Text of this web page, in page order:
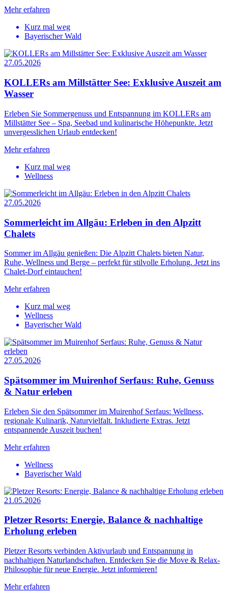
Mehr erfahren
Kurz mal weg
Bayerischer Wald
27.05.2026
KOLLERs am Millstätter See: Exklusive Auszeit am
Wasser
Erleben Sie Sommergenuss und Entspannung im KOLLERs am
Millstätter See – Spa, Seebad und kulinarische Höhepunkte. Jetzt
unvergesslichen Urlaub entdecken!
Mehr erfahren
Kurz mal weg
Wellness
27.05.2026
Sommerleicht im Allgäu: Erleben in den Alpzitt
Chalets
Sommer im Allgäu genießen: Die Alpzitt Chalets bieten Natur,
Ruhe, Wellness und Berge – perfekt für stilvolle Erholung. Jetzt ins
Chalet-Dorf eintauchen!
Mehr erfahren
Kurz mal weg
Wellness
Bayerischer Wald
27.05.2026
Spätsommer im Muirenhof Serfaus: Ruhe, Genuss
& Natur erleben
Erleben Sie den Spätsommer im Muirenhof Serfaus: Wellness,
regionale Kulinarik, Naturvielfalt. Inkludierte Extras. Jetzt
entspannende Auszeit buchen!
Mehr erfahren
Wellness
Bayerischer Wald
21.05.2026
Pletzer Resorts: Energie, Balance & nachhaltige
Erholung erleben
Pletzer Resorts verbinden Aktivurlaub und Entspannung in
nachhaltigen Naturlandschaften. Entdecken Sie die Move & Relax-
Philosophie für neue Energie. Jetzt informieren!
Mehr erfahren